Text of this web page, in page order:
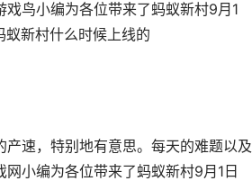
鸟小编为各位带来了蚂蚁新村9月1
新村什么时候上线的
速，特别地有意思。每天的难题以及
小编为各位带来了蚂蚁新村9月1日